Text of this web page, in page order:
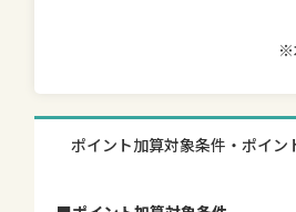
※
ポイント加算対象条件・ポイン